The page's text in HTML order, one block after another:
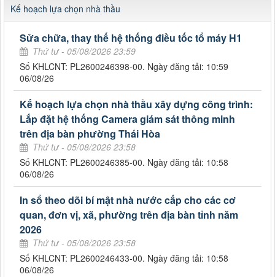
Kế hoạch lựa chọn nhà thầu
Sửa chữa, thay thế hệ thống điều tốc tổ máy H1
Thứ tư - 05/08/2026 23:59
Số KHLCNT: PL2600246398-00. Ngày đăng tải: 10:59
06/08/26
Kế hoạch lựa chọn nhà thầu xây dựng công trình:
Lắp đặt hệ thống Camera giám sát thông minh
trên địa bàn phường Thái Hòa
Thứ tư - 05/08/2026 23:58
Số KHLCNT: PL2600246385-00. Ngày đăng tải: 10:58
06/08/26
In sổ theo dõi bí mật nhà nước cấp cho các cơ
quan, đơn vị, xã, phường trên địa bàn tỉnh năm
2026
Thứ tư - 05/08/2026 23:58
Số KHLCNT: PL2600246433-00. Ngày đăng tải: 10:58
06/08/26